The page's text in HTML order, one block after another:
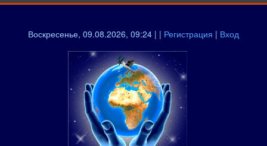
Воскресенье, 09.08.2026, 09:24 | | Регистрация | Вход